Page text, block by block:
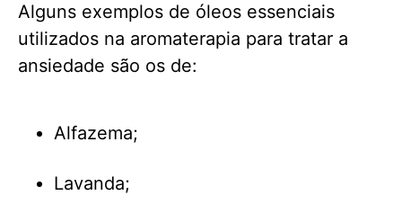
Alguns exemplos de óleos essenciais
utilizados na aromaterapia para tratar a
ansiedade são os de:
Alfazema;
Lavanda;